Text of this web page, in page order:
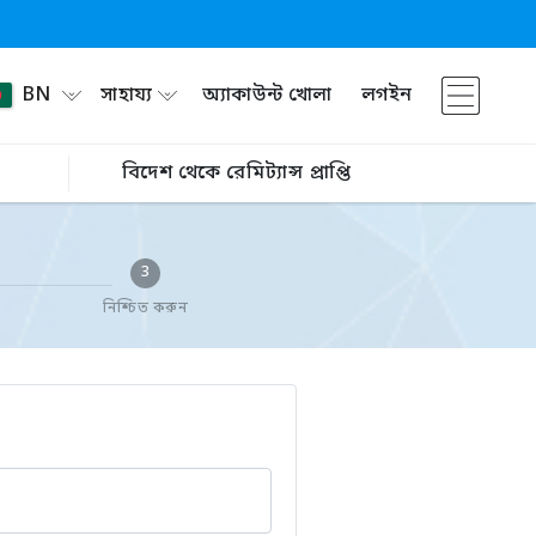
BN সাহায্য অ্যাকাউন্ট খোলা লগইন
বিদেশ থেকে রেমিট্যান্স প্রাপ্তি
3
নিশ্চিত করুন